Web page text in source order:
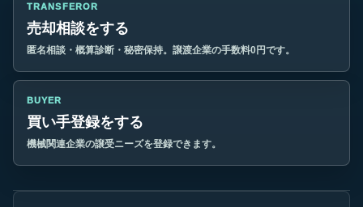
TRANSFEROR
売却相談をする
匿名相談・概算診断・秘密保持。譲渡企業の手数料0円です。
BUYER
買い手登録をする
機械関連企業の譲受ニーズを登録できます。